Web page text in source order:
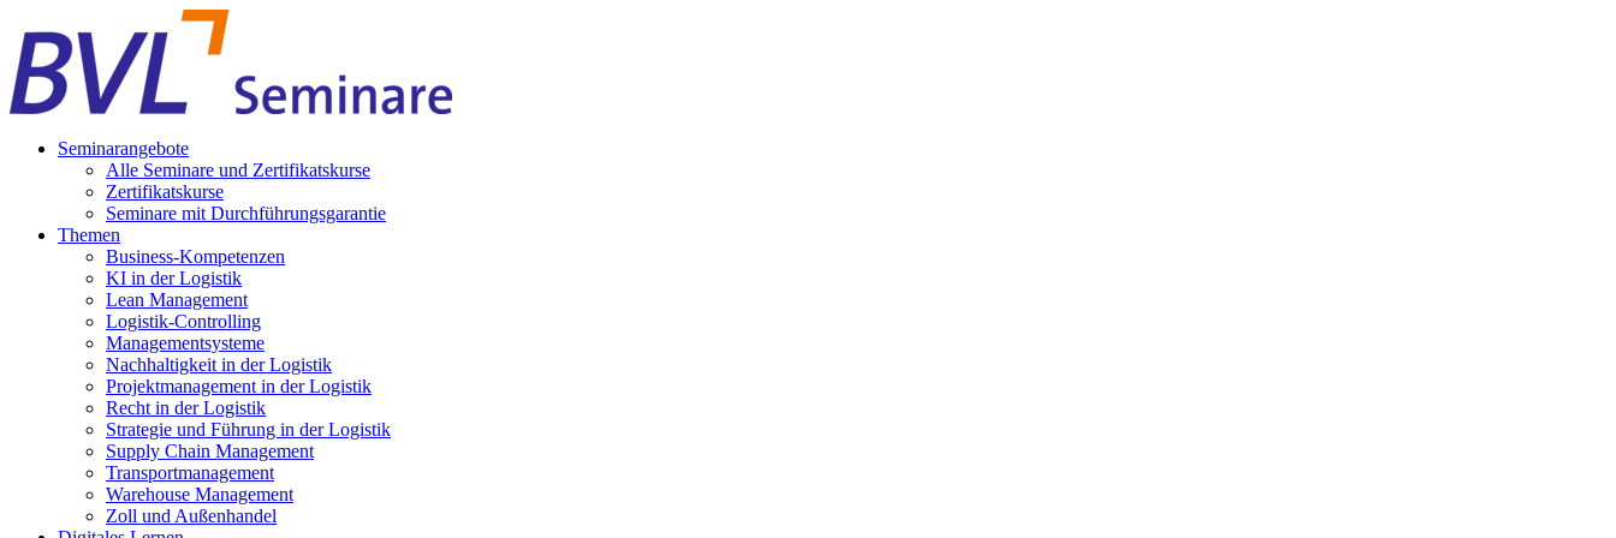
Seminarangebote
Alle Seminare und Zertifikatskurse
Zertifikatskurse
Seminare mit Durchführungsgarantie
Themen
Business-Kompetenzen
KI in der Logistik
Lean Management
Logistik-Controlling
Managementsysteme
Nachhaltigkeit in der Logistik
Projektmanagement in der Logistik
Recht in der Logistik
Strategie und Führung in der Logistik
Supply Chain Management
Transportmanagement
Warehouse Management
Zoll und Außenhandel